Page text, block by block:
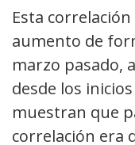
Esta
aumento de
marzo pasado,
desde los
muestran que
correlación era